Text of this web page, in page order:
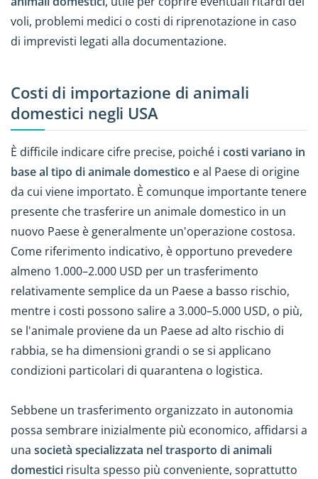
voli, problemi medici o costi di riprenotazione in caso
di imprevisti legati alla documentazione.
Costi di importazione di animali
domestici negli USA
È difficile indicare cifre precise, poiché i costi variano in
base al tipo di animale domestico e al Paese di origine
da cui viene importato. È comunque importante tenere
presente che trasferire un animale domestico in un
nuovo Paese è generalmente un'operazione costosa.
Come riferimento indicativo, è opportuno prevedere
almeno 1.000–2.000 USD per un trasferimento
relativamente semplice da un Paese a basso rischio,
mentre i costi possono salire a 3.000–5.000 USD, o più,
se l'animale proviene da un Paese ad alto rischio di
rabbia, se ha dimensioni grandi o se si applicano
condizioni particolari di quarantena o logistica.
Sebbene un trasferimento organizzato in autonomia
possa sembrare inizialmente più economico, affidarsi a
una società specializzata nel trasporto di animali
domestici risulta spesso più conveniente, soprattutto